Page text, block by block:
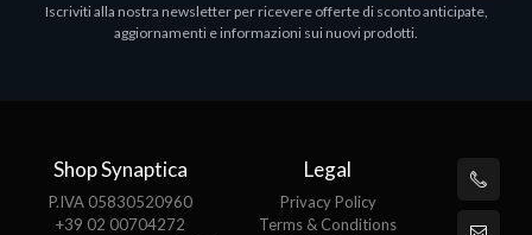
MS OFFICE H&S 2021 ESD
Iscriviti alla nostra newsletter per ricevere offerte di sconto anticipate,
aggiornamenti e informazioni sui nuovi prodotti.
Shop Synaptica
P.IVA 05830520960
+39 02 00704272
Legal
Privacy Policy
Terms & Conditions